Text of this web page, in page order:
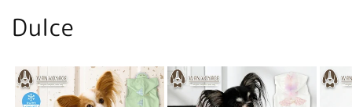
Dulce